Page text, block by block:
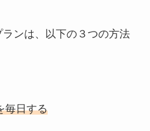
ンは、以下の３つの方法
毎日する